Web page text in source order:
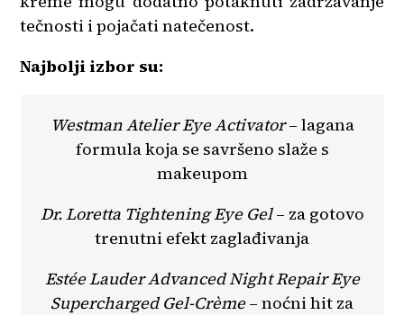
tečnosti i pojačati natečenost.
Najbolji izbor su:
Westman Atelier Eye Activator– lagana
formula koja se savršeno slaže s
makeupom
Dr. Loretta Tightening Eye Gel– za gotovo
trenutni efekt zaglađivanja
Estée Lauder Advanced Night Repair Eye
Supercharged Gel-Crème– noćni hit za